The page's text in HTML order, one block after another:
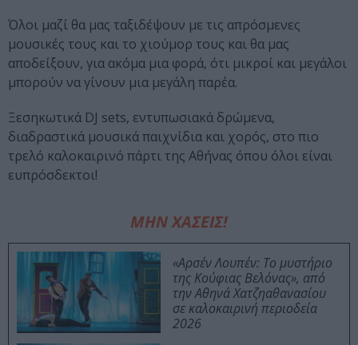
Όλοι μαζί θα μας ταξιδέψουν με τις απρόσμενες
μουσικές τους και το χιούμορ τους και θα μας
αποδείξουν, για ακόμα μια φορά, ότι μικροί και μεγάλοι
μπορούν να γίνουν μια μεγάλη παρέα.
Ξεσηκωτικά DJ sets, εντυπωσιακά δρώμενα,
διαδραστικά μουσικά παιχνίδια και χορός, στο πιο
τρελό καλοκαιρινό πάρτι της Αθήνας όπου όλοι είναι
ευπρόσδεκτοι!
ΜΗΝ ΧΑΣΕΙΣ!
«Αρσέν Λουπέν: Το μυστήριο
της Κούφιας Βελόνας», από
την Αθηνά Χατζηαθανασίου
σε καλοκαιρινή περιοδεία
2026